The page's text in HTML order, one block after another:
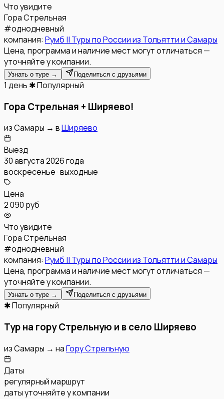
Что увидите
Гора Стрельная
#однодневный
компания: Румб || Туры по России из Тольятти и Самары
Цена, программа и наличие мест могут отличаться —
уточняйте у компании.
Узнать о туре → Поделиться с друзьями
1 день ✱ Популярный
Гора Стрельная + Ширяево!
изСамары → вШиряево
Выезд
30 августа 2026 года
воскресенье · выходные
Цена
2 090 руб
Что увидите
Гора Стрельная
#однодневный
компания: Румб || Туры по России из Тольятти и Самары
Цена, программа и наличие мест могут отличаться —
уточняйте у компании.
Узнать о туре → Поделиться с друзьями
✱ Популярный
Тур на гору Стрельную и в село Ширяево
изСамары → наГору Стрельную
Даты
регулярный маршрут
даты уточняйте у компании